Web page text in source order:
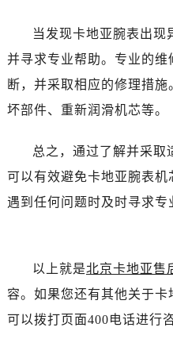
当发现卡地亚腕表出现
并寻求专业帮助。专业的
断，并采取相应的修理措
坏部件、重新润滑机芯等。
总之，通过了解并采取
可以有效避免卡地亚腕表
遇到任何问题时及时寻求专
以上就是北京卡地亚售
容。如果您还有其他关于卡
可以拨打页面400电话进行